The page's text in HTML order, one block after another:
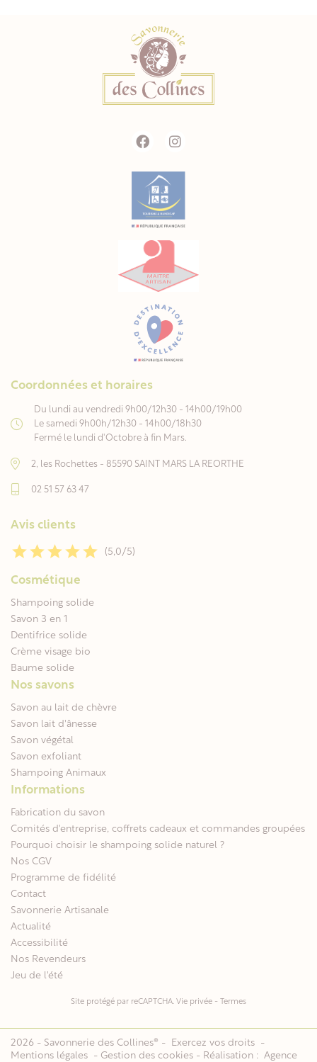
Coordonnées et horaires
Du lundi au vendredi 9h00/12h30 - 14h00/19h00
Le samedi 9h00h/12h30 - 14h00/18h30
Fermé le lundi d'Octobre à fin Mars.
2, les Rochettes - 85590 SAINT MARS LA REORTHE
02 51 57 63 47
Avis clients
(5,0/5)
Cosmétique
Shampoing solide
Savon 3 en 1
Dentifrice solide
Crème visage bio
Baume solide
Nos savons
Savon au lait de chèvre
Savon lait d'ânesse
Savon végétal
Savon exfoliant
Shampoing Animaux
Informations
Fabrication du savon
Comités d'entreprise, coffrets cadeaux et commandes groupées
Pourquoi choisir le shampoing solide naturel ?
Nos CGV
Programme de fidélité
Contact
Savonnerie Artisanale
Actualité
Accessibilité
Nos Revendeurs
Jeu de l'été
Site protégé par reCAPTCHA. Vie privée - Termes
2026 - Savonnerie des Collines® - Exercez vos droits -
Mentions légales - Gestion des cookies - Réalisation : Agence